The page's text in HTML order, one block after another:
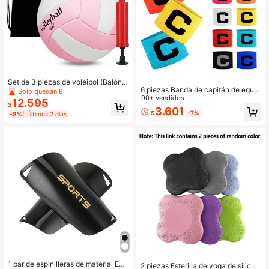
Set de 3 piezas de voleibol (Balón d
e voleibol + Bomba de aire + Bolsa
de almacenamiento), voleibol de pl
aya para entrenamiento al aire libre
- Tamaño oficial 5 - Sensación cóm
Solo quedan 8
$12.595
-8% ¡Últimos 2 días
1 par de espinilleras de material EV
6 piezas Banda de capitán de equo
s deportivos, brazalete elástico ajus
table unisex para capitán de fútbol/f
útbol, para entrenamiento de equip
90+ vendidos
$3.601 -7%
2 piezas Esterilla de yoga de silicon